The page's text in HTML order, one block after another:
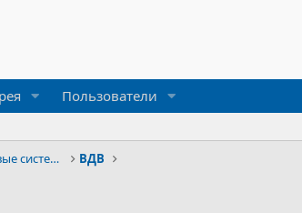
Пользователи
Силы быстрого реагирования и боевые системы ВДВ